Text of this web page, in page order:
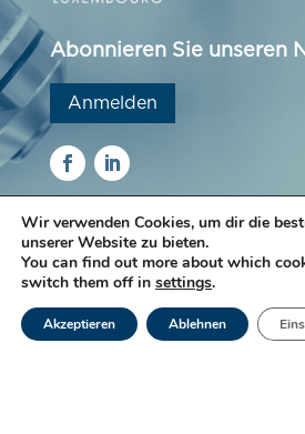
Abonnieren Sie unseren
Anmelden
Das Labor Ketterthill ist seit
Qualitätspolitik verpflichtet, die
Wert der Dienstleistungen und
Ergebnisübermittlung.
Wir verwenden Cookies, um dir die
unserer Website zu bieten.
You can find out more about which
switch them off in settings.
Akzeptieren Ablehnen